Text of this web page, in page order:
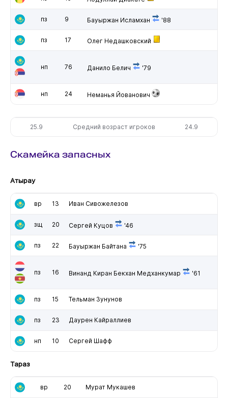
пз 9 Бауыржан Исламхан '88
пз 17 Олег Недашковский
нп 76 Данило Белич '79
нп 24 Неманья Йованович
25.9 Средний возраст игроков 24.9
Скамейка запасных
Атырау
вр 13 Иван Сивожелезов
зщ 20 Сергей Куцов '46
пз 22 Бауыржан Байтана '75
пз 16 Винанд Киран Бекхан Медханкумар '61
пз 15 Тельман Зунунов
пз 23 Даурен Кайраллиев
нп 10 Сергей Шафф
Тараз
вр 20 Мурат Мукашев